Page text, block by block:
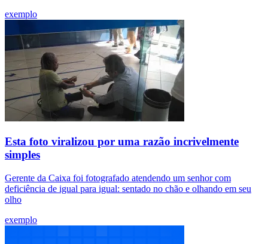
exemplo
Esta foto viralizou por uma razão incrivelmente
simples
Gerente da Caixa foi fotografado atendendo um senhor com
deficiência de igual para igual: sentado no chão e olhando em seu
olho
exemplo